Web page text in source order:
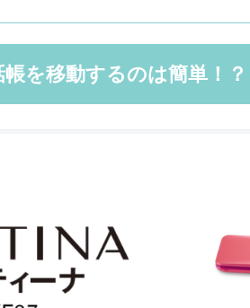
を移動するのは簡単！？